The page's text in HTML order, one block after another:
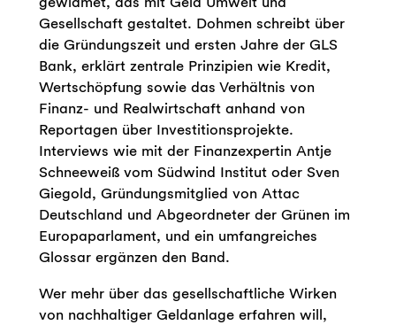
Gesellschaft gestaltet. Dohmen schreibt über
die Gründungszeit und ersten Jahre der GLS
Bank, erklärt zentrale Prinzipien wie Kredit,
Wertschöpfung sowie das Verhältnis von
Finanz- und Realwirtschaft anhand von
Reportagen über Investitionsprojekte.
Interviews wie mit der Finanzexpertin Antje
Schneeweiß vom Südwind Institut oder Sven
Giegold, Gründungsmitglied von Attac
Deutschland und Abgeordneter der Grünen im
Europaparlament, und ein umfangreiches
Glossar ergänzen den Band.
Wer mehr über das gesellschaftliche Wirken
von nachhaltiger Geldanlage erfahren will,